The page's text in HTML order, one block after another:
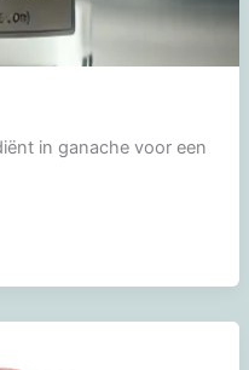
in ganache voor een